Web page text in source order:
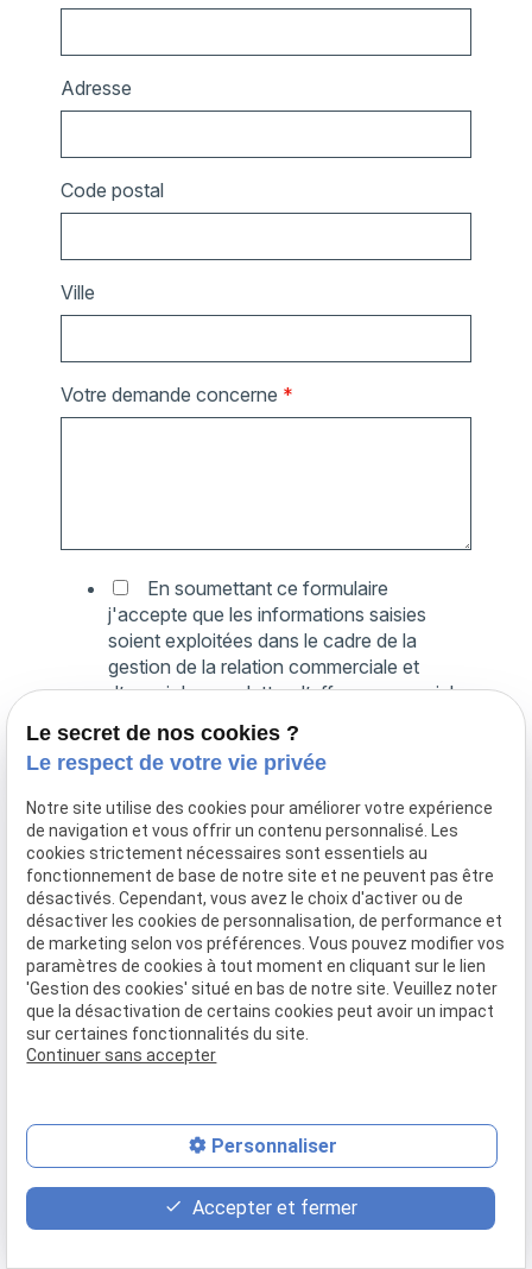
Adresse
Code postal
Ville
Votre demande concerne *
En soumettant ce formulaire
j'accepte que les informations saisies
soient exploitées dans le cadre de la
gestion de la relation commerciale et
d’envoi de newsletter d’offre commerciale
et d’information qui peut en découler.
*Champs requis
Maître Philippe Gonet accompagne les particuliers, les
victimes et les entreprises dans leurs démarches
juridiques à Saint-Nazaire.
place
Plan d'accès
event
Rendez-vous
phone
02 49 88 35 04
Le secret de nos cookies ?
Le respect de votre vie privée
Notre site utilise des cookies pour améliorer votre expérience
de navigation et vous offrir un contenu personnalisé. Les
cookies strictement nécessaires sont essentiels au
fonctionnement de base de notre site et ne peuvent pas être
désactivés. Cependant, vous avez le choix d'activer ou de
désactiver les cookies de personnalisation, de performance et
de marketing selon vos préférences. Vous pouvez modifier vos
paramètres de cookies à tout moment en cliquant sur le lien
'Gestion des cookies' situé en bas de notre site. Veuillez noter
que la désactivation de certains cookies peut avoir un impact
sur certaines fonctionnalités du site.
Continuer sans accepter
Personnaliser
Accepter et fermer